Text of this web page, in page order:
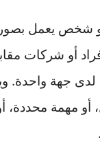
شخص يعمل
أو شركات
لدى جهة واحدة.
أو مهمة محددة،